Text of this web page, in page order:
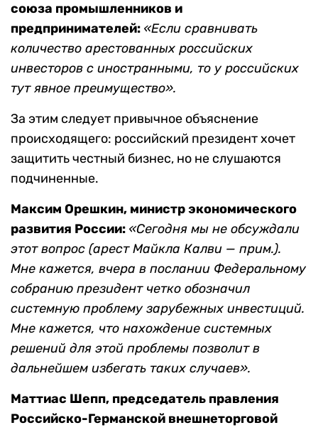
союза промышленников и
предпринимателей: «Если сравнивать
количество арестованных российских
инвесторов с иностранными, то у российских
тут явное преимущество».
За этим следует привычное объяснение
происходящего: российский президент хочет
защитить честный бизнес, но не слушаются
подчиненные.
Максим Орешкин, министр экономического
развития России: «Сегодня мы не обсуждали
этот вопрос (арест Майкла Калви — прим.).
Мне кажется, вчера в послании Федеральному
собранию президент четко обозначил
системную проблему зарубежных инвестиций.
Мне кажется, что нахождение системных
решений для этой проблемы позволит в
дальнейшем избегать таких случаев».
Маттиас Шепп, председатель правления
Российско-Германской внешнеторговой